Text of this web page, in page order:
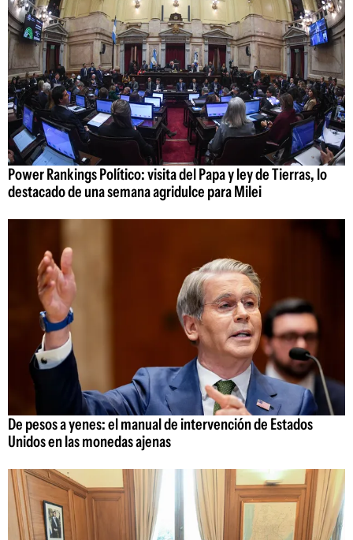
Power Rankings Político: visita del Papa y ley de Tierras, lo
destacado de una semana agridulce para Milei
De pesos a yenes: el manual de intervención de Estados
Unidos en las monedas ajenas